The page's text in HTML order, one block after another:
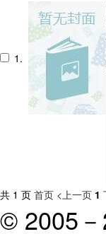
1.
共 1 页 首页 <上一页 1
© 2005－